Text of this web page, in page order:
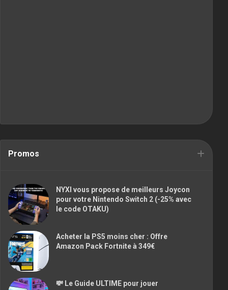
Promos
NYXI vous propose de meilleurs Joycon
pour votre Nintendo Switch 2 (-25% avec
le code OTAKU)
Acheter la PS5 moins cher : Offre
Amazon Pack Fortnite à 349€
💸 Le Guide ULTIME pour jouer